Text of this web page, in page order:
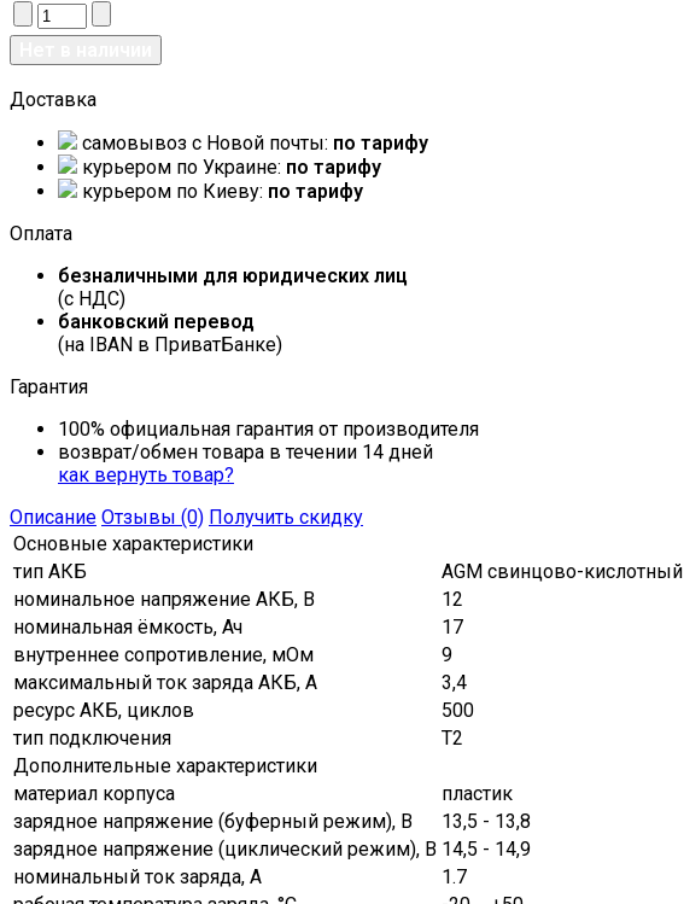
Доставка
самовывоз c Новой почты: по тарифу
курьером по Украине: по тарифу
курьером по Киеву: по тарифу
Оплата
безналичными для юридических лиц
(с НДС)
банковский перевод
(на IBAN в ПриватБанке)
Гарантия
100% официальная гарантия от производителя
возврат/обмен товара в течении 14 дней
как вернуть товар?
Описание Отзывы (0) Получить скидку
Основные характеристики
тип АКБ
AGM свинцово-кислотный
номинальное напряжение АКБ, В
12
номинальная ёмкость, Ач
17
внутреннее сопротивление, мОм
9
максимальный ток заряда АКБ, A
3,4
ресурс АКБ, циклов
500
тип подключения
Т2
Дополнительные характеристики
материал корпуса
пластик
зарядное напряжение (буферный режим), В
13,5 - 13,8
зарядное напряжение (циклический режим), В 14,5 - 14,9
номинальный ток заряда, А
1.7